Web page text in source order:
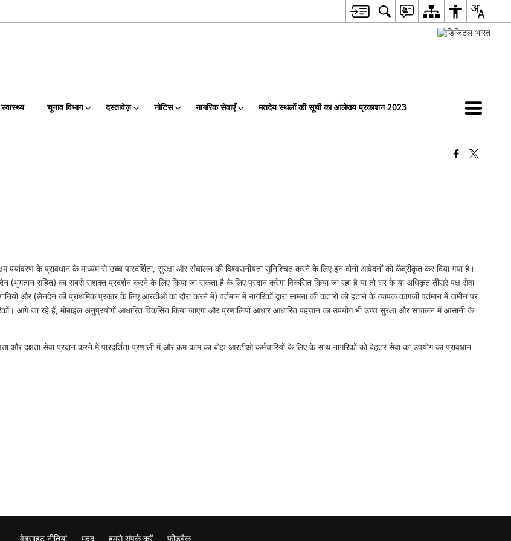
चुनाव विभाग दस्तावेज़ नोटिस नागरिक सेवाएँ मतदेय स्थलों की सूची का आलेख्य प्रकाशन 2023
के प्रावधान के माध्यम से उच्च पारदर्शिता, सुरक्षा और संचालन की विश्वसनीयता सुनिश्चित करने के लिए इन दोनों आवेदनों को केंद्रीकृत कर दिया गया है।
सहित) का सबसे सशक्त प्रदर्शन करने के लिए किया जा सकता है के लिए प्रदान करेगा विकसित किया जा रहा है या तो घर के या अधिकृत तीसरे पक्ष सेवा
(लेनदेन की प्राथमिक प्रकार के लिए आरटीओ का दौरा करने में) वर्तमान में नागरिकों द्वारा सामना की कतारों को हटाने के व्यापक कागजी वर्तमान में जमीन पर
आगे जा रहे हैं, मोबाइल अनुप्रयोगों आधारित विकसित किया जाएगा और प्रणालियों आधार आधारित पहचान का उपयोग भी उच्च सुरक्षा और संचालन में आसानी के
और दक्षता सेवा प्रदान करने में पारदर्शिता प्रणाली में और कम काम का बोझ आरटीओ कर्मचारियों के लिए के साथ नागरिकों को बेहतर सेवा का उपयोग का प्रावधान